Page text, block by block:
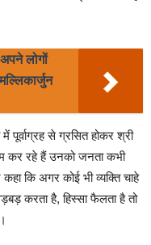
लोगों
पूर्वाग्रह से ग्रसित होकर श्री
कर रहे हैं उनको जनता कभी
कि अगर कोई भी व्यक्ति चाहे
करता है, हिस्सा फैलता है तो